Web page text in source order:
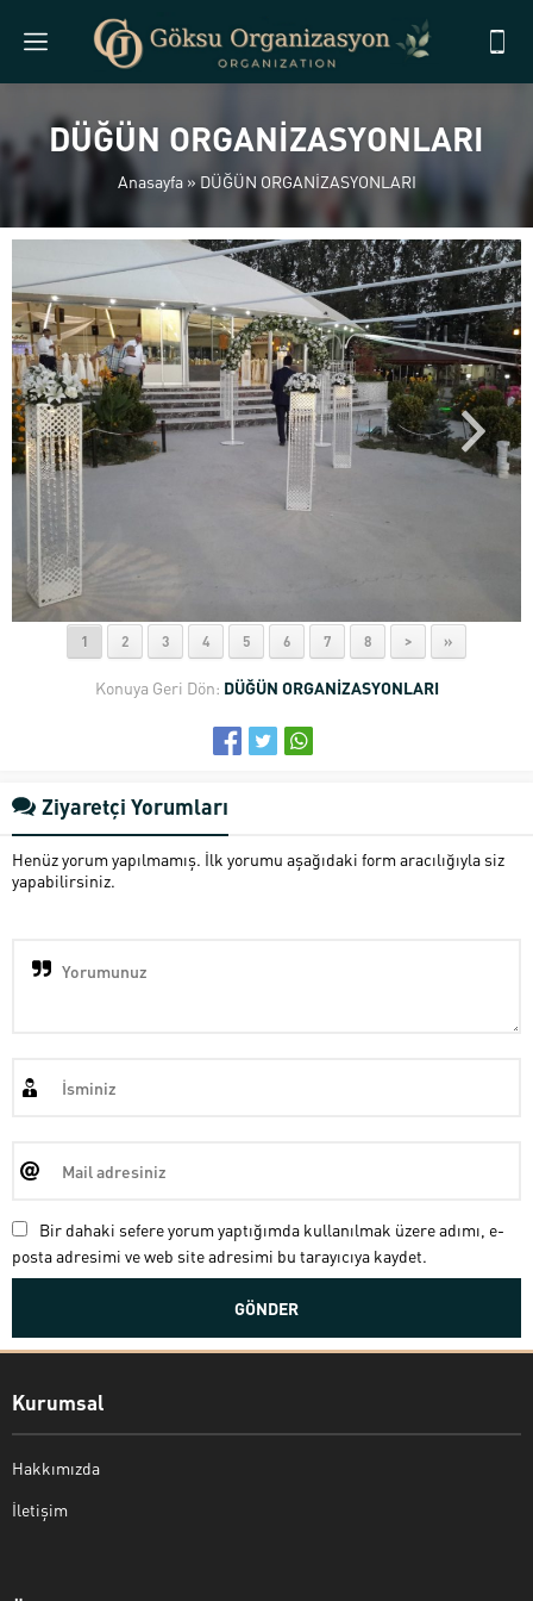
DÜĞÜN ORGANİZASYONLARI
Anasayfa»DÜĞÜN ORGANİZASYONLARI
1 2 3 4 5 6 7 8 > »
Konuya Geri Dön: DÜĞÜN ORGANİZASYONLARI
Ziyaretçi Yorumları
Henüz yorum yapılmamış. İlk yorumu aşağıdaki form aracılığıyla siz
yapabilirsiniz.
Bir dahaki sefere yorum yaptığımda kullanılmak üzere adımı, e-
posta adresimi ve web site adresimi bu tarayıcıya kaydet.
Kurumsal
Hakkımızda
İletişim